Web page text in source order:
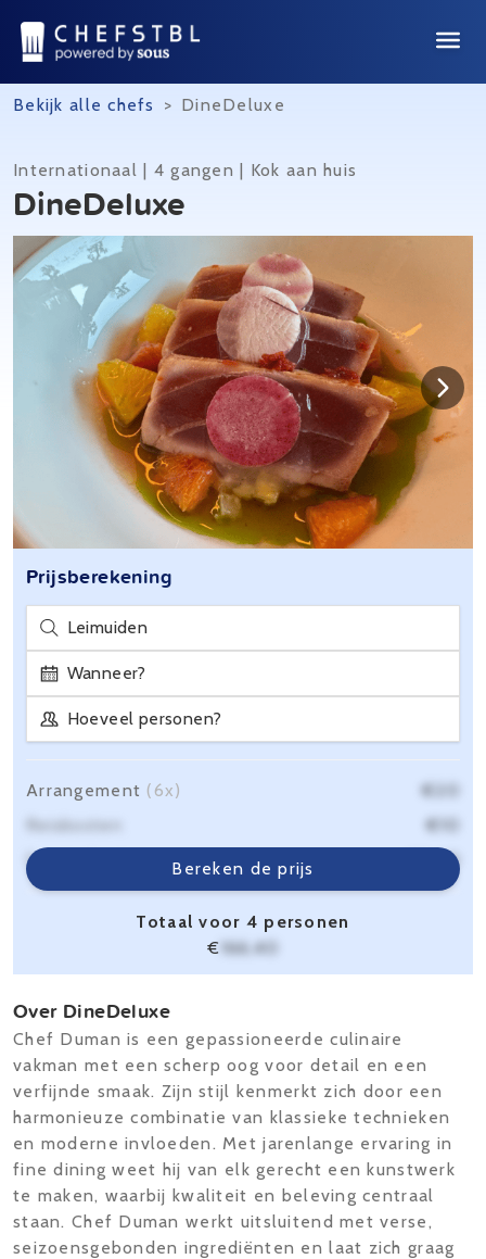
Bekijk alle chefs > DineDeluxe
Internationaal | 4 gangen | Kok aan huis
DineDeluxe
Prijsberekening
Leimuiden
Wanneer?
Hoeveel personen?
Bereken de prijs
Arrangement (6x)
€20
Reiskosten
€10
Servicekosten
€6,40
Totaal voor 4 personen
€ 166,40
Over DineDeluxe
Chef Duman is een gepassioneerde culinaire
vakman met een scherp oog voor detail en een
verfijnde smaak. Zijn stijl kenmerkt zich door een
harmonieuze combinatie van klassieke technieken
en moderne invloeden. Met jarenlange ervaring in
fine dining weet hij van elk gerecht een kunstwerk
te maken, waarbij kwaliteit en beleving centraal
staan. Chef Duman werkt uitsluitend met verse,
seizoensgebonden ingrediënten en laat zich graag